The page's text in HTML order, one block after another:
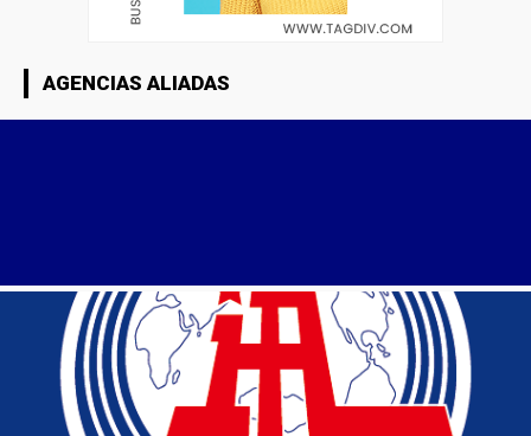
AGENCIAS ALIADAS